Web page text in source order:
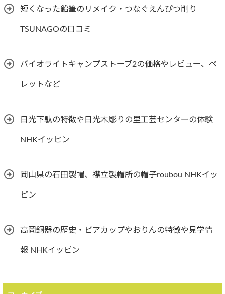
短くなった鉛筆のリメイク・つなぐえんぴつ削り
TSUNAGOの口コミ
バイオライトキャンプストーブ2の価格やレビュー、ペ
レットなど
日光下駄の特徴や日光木彫りの里工芸センターの体験
NHKイッピン
岡山県の石田製帽、襟立製帽所の帽子roubou NHKイッ
ピン
高岡銅器の歴史・ビアカップやおりんの特徴や見学情
報 NHKイッピン